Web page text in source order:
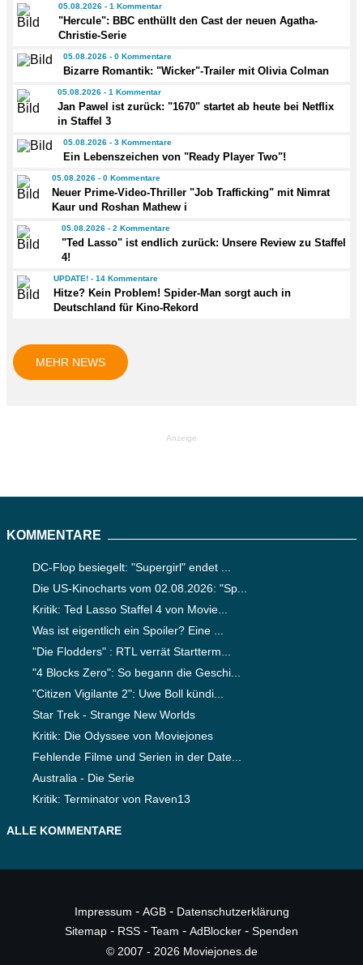
05.08.2026 - 1 Kommentar
"Hercule": BBC enthüllt den Cast der neuen Agatha-
Christie-Serie
05.08.2026 - 0 Kommentare
Bizarre Romantik: "Wicker"-Trailer mit Olivia Colman
05.08.2026 - 1 Kommentar
Jan Pawel ist zurück: "1670" startet ab heute bei Netflix
in Staffel 3
05.08.2026 - 3 Kommentare
Ein Lebenszeichen von "Ready Player Two"!
05.08.2026 - 0 Kommentare
Neuer Prime-Video-Thriller "Job Trafficking" mit Nimrat
Kaur und Roshan Mathew i
05.08.2026 - 2 Kommentare
"Ted Lasso" ist endlich zurück: Unsere Review zu Staffel
4!
UPDATE! - 14 Kommentare
Hitze? Kein Problem! Spider-Man sorgt auch in
Deutschland für Kino-Rekord
MEHR NEWS
Anzeige
KOMMENTARE
DC-Flop besiegelt: "Supergirl" endet ...
Die US-Kinocharts vom 02.08.2026: "Sp...
Kritik: Ted Lasso Staffel 4 von Movie...
Was ist eigentlich ein Spoiler? Eine ...
"Die Flodders" : RTL verrät Startterm...
"4 Blocks Zero": So begann die Geschi...
"Citizen Vigilante 2": Uwe Boll kündi...
Star Trek - Strange New Worlds
Kritik: Die Odyssee von Moviejones
Fehlende Filme und Serien in der Date...
Australia - Die Serie
Kritik: Terminator von Raven13
ALLE KOMMENTARE
Impressum - AGB- Datenschutzerklärung
Sitemap - RSS - Team - AdBlocker - Spenden
© 2007 - 2026 Moviejones.de